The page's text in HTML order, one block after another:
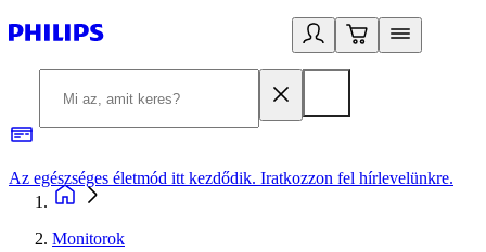
Az egészséges életmód itt kezdődik. Iratkozzon fel hírlevelünkre.
Monitorok